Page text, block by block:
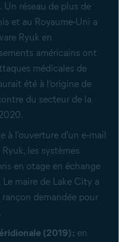
réseau de plus de
et au Royaume-Uni a
Ryuk en
américains ont
médicales de
été à l’origine de
du secteur de la
à l'ouverture d'un e‑mail
les systèmes
en otage en échange
maire de Lake City a
demandée pour
(2019) : en